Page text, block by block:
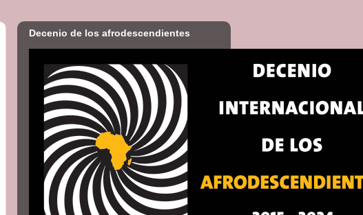
Decenio de los afrodescendientes